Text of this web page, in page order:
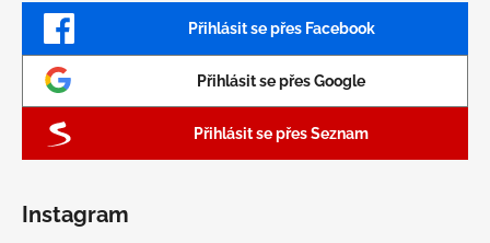
Přihlásit se přes Facebook
Přihlásit se přes Google
Přihlásit se přes Seznam
Instagram